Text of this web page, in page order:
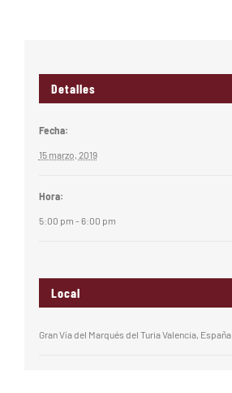
Detalles
Fecha:
15 marzo, 2019
Hora:
5:00 pm - 6:00 pm
Local
Gran Vía del Marqués del Turia Valencia, España